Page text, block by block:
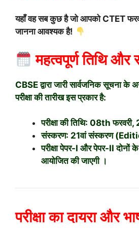
यहाँ वह सब कुछ है जो आपको CTET
जानना आवश्यक है!
महत्वपूर्ण तिथि
CBSE द्वारा जारी सार्वजनिक सूचना
परीक्षा की तारीख इस प्रकार है:
परीक्षा की तिथि: 08th फरवरी,
संस्करण: 21वां संस्करण
परीक्षापेपर-I और पेपर-II दोनों
आयोजित की जाएगी ।
परीक्षा का दायरा और